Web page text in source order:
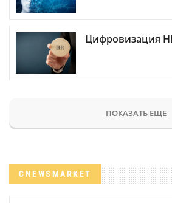
Цифровизация
ПОКАЗАТЬ ЕЩЕ
CNEWSMARKET